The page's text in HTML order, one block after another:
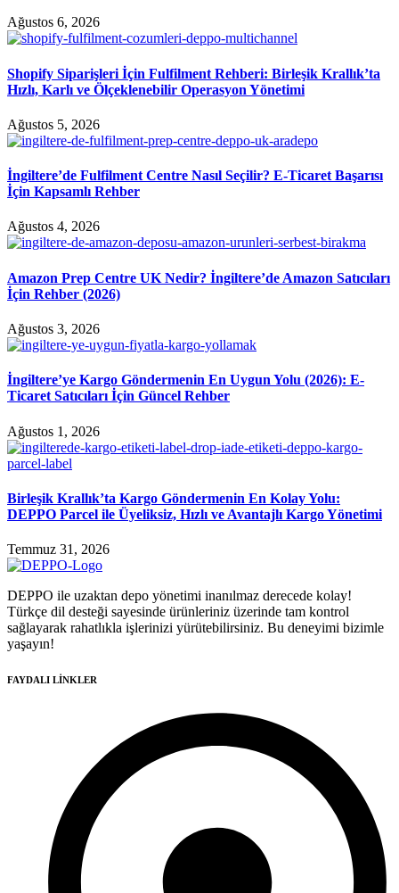
Ağustos 6, 2026
Shopify Siparişleri İçin Fulfilment Rehberi: Birleşik Krallık’ta
Hızlı, Karlı ve Ölçeklenebilir Operasyon Yönetimi
Ağustos 5, 2026
İngiltere’de Fulfilment Centre Nasıl Seçilir? E-Ticaret Başarısı
İçin Kapsamlı Rehber
Ağustos 4, 2026
Amazon Prep Centre UK Nedir? İngiltere’de Amazon Satıcıları
İçin Rehber (2026)
Ağustos 3, 2026
İngiltere’ye Kargo Göndermenin En Uygun Yolu (2026): E-
Ticaret Satıcıları İçin Güncel Rehber
Ağustos 1, 2026
Birleşik Krallık’ta Kargo Göndermenin En Kolay Yolu:
DEPPO Parcel ile Üyeliksiz, Hızlı ve Avantajlı Kargo Yönetimi
Temmuz 31, 2026
DEPPO ile uzaktan depo yönetimi inanılmaz derecede kolay!
Türkçe dil desteği sayesinde ürünleriniz üzerinde tam kontrol
sağlayarak rahatlıkla işlerinizi yürütebilirsiniz. Bu deneyimi bizimle
yaşayın!
FAYDALI LİNKLER